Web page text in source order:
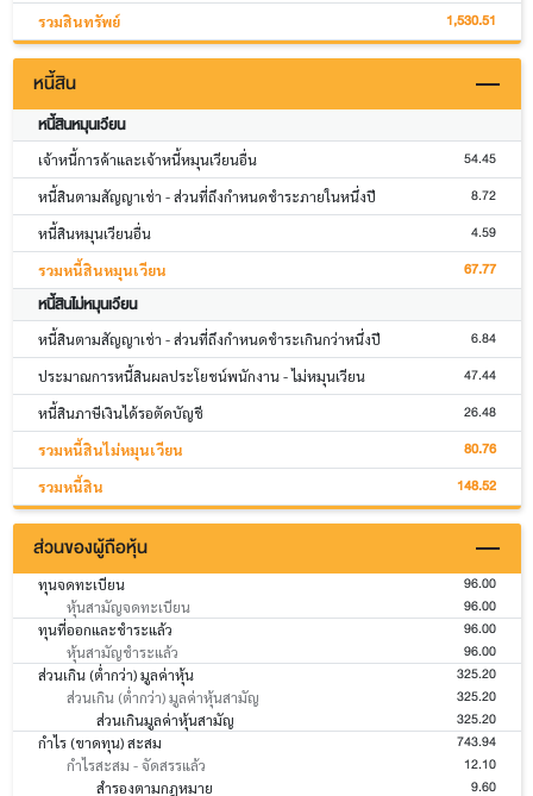
รวมสินทรัพย์ 1,530.51
หนี้สิน
หนี้สินหมุนเวียน
เจ้าหนี้การค้าและเจ้าหนี้หมุนเวียนอื่น 54.45
หนี้สินตามสัญญาเช่า - ส่วนที่ถึงกำหนดชำระภายในหนึ่งปี 8.72
หนี้สินหมุนเวียนอื่น 4.59
รวมหนี้สินหมุนเวียน 67.77
หนี้สินไม่หมุนเวียน
หนี้สินตามสัญญาเช่า - ส่วนที่ถึงกำหนดชำระเกินกว่าหนึ่งปี 6.84
ประมาณการหนี้สินผลประโยชน์พนักงาน - ไม่หมุนเวียน 47.44
หนี้สินภาษีเงินได้รอตัดบัญชี 26.48
รวมหนี้สินไม่หมุนเวียน 80.76
รวมหนี้สิน 148.52
ส่วนของผู้ถือหุ้น
ทุนจดทะเบียน 96.00
หุ้นสามัญจดทะเบียน 96.00
ทุนที่ออกและชำระแล้ว 96.00
หุ้นสามัญชำระแล้ว 96.00
ส่วนเกิน (ต่ำกว่า) มูลค่าหุ้น 325.20
ส่วนเกิน (ต่ำกว่า) มูลค่าหุ้นสามัญ 325.20
ส่วนเกินมูลค่าหุ้นสามัญ 325.20
กำไร (ขาดทุน) สะสม 743.94
กำไรสะสม - จัดสรรแล้ว 12.10
สำรองตามกฎหมาย 9.60